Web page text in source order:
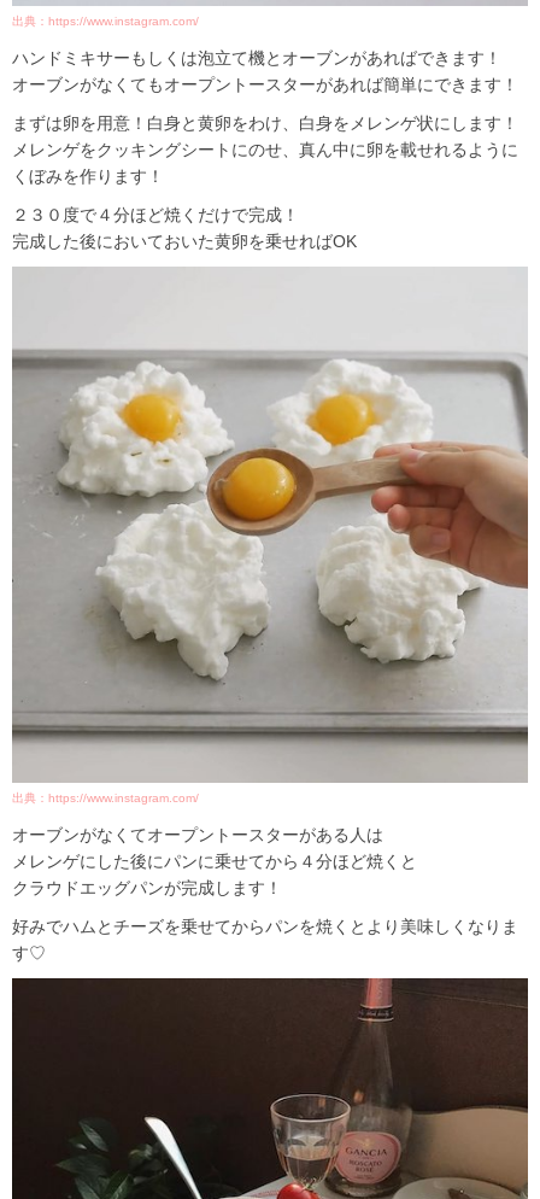
出典：https://www.instagram.com/
ハンドミキサーもしくは泡立て機とオーブンがあればできます！
オーブンがなくてもオープントースターがあれば簡単にできます！
まずは卵を用意！白身と黄卵をわけ、白身をメレンゲ状にします！
メレンゲをクッキングシートにのせ、真ん中に卵を載せれるように
くぼみを作ります！
２３０度で４分ほど焼くだけで完成！
完成した後においておいた黄卵を乗せればOK
出典：https://www.instagram.com/
オーブンがなくてオープントースターがある人は
メレンゲにした後にパンに乗せてから４分ほど焼くと
クラウドエッグパンが完成します！
好みでハムとチーズを乗せてからパンを焼くとより美味しくなりま
す♡